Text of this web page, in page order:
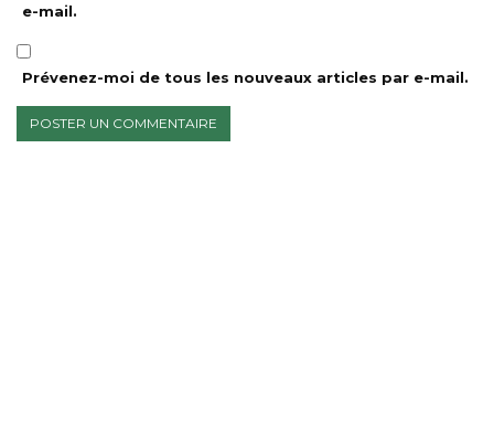
e-mail.
Prévenez-moi de tous les nouveaux articles par e-mail.